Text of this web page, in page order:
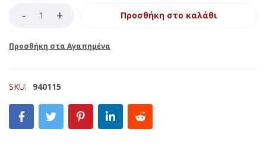
Προσθήκη στο καλάθι
SKU: 940115